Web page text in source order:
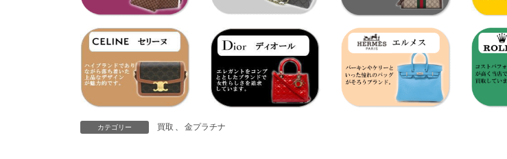
カテゴリー 買取 、 金プラチナ